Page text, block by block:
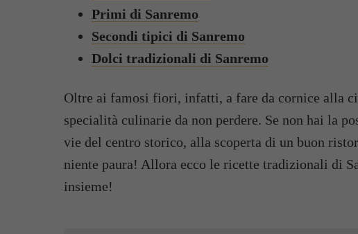
Primi di Sanremo
Secondi tipici di Sanremo
Dolci tradizionali di Sanremo
Oltre ai famosi fiori, infatti, a fare da cornice alla
specialità culinarie da non perdere. Se non hai la
vie del centro storico, alla scoperta di un buon
niente paura! Allora ecco le ricette tradizionali di
insieme!